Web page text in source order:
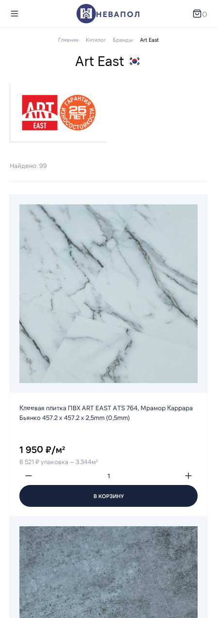
НЕВАПОЛ 0
Главная Каталог Бренды Art East
Art East
Найдено: 99
Клеевая плитка ПВХ ART EAST ATS 764, Мрамор Каррара
Бьянко 457.2 х 457.2 х 2,5mm (0,5mm)
1 950 ₽/м²
6 521 ₽ упаковка — 3.344м²
В КОРЗИНУ